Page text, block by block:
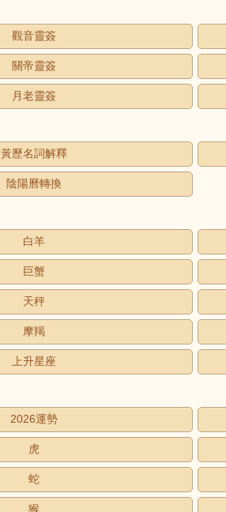
觀音靈簽
關帝靈簽
月老靈簽
黃歷名詞解釋
陰陽曆轉換
白羊
巨蟹
天秤
摩羯
上升星座
2026運勢
虎
蛇
猴